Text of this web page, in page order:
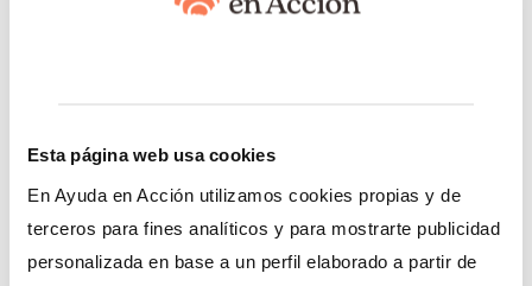
Esta página web usa cookies
En Ayuda en Acción utilizamos cookies propias y de
terceros para fines analíticos y para mostrarte publicidad
personalizada en base a un perfil elaborado a partir de
Andahuaylas. Para ello, este proyecto tiene como
objetivo fortalecer la resiliencia económica y productiva
de familias dedicadas a la agricultura
familiar y agroecológica.